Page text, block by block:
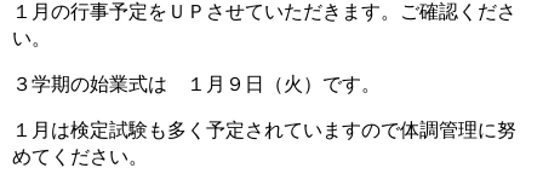
１月の行事予定をＵＰさせていただきます。ご確認くださ
い。
３学期の始業式は １月９日（火）です。
１月は検定試験も多く予定されていますので体調管理に努
めてください。